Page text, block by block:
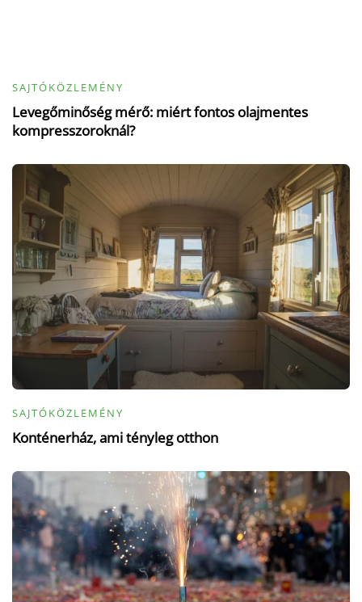
SAJTÓKÖZLEMÉNY
Levegőminőség mérő: miért fontos olajmentes
kompresszoroknál?
SAJTÓKÖZLEMÉNY
Konténerház, ami tényleg otthon